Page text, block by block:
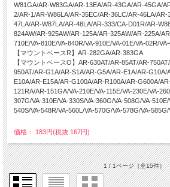
W81GA/AR-W83GA/AR-13EA/AR-43GA/AR-45GA/
2/AR-1/AR-W86LA/AR-35EC/AR-36LC/AR-46LA/
47LA/AR-W87LA/AR-48LA/AR-333/CA-D01R/AR-
824AW/AR-925AW/AR-125A/AR-325AW/AR-225A/
710E/VA-810E/VA-840R/VA-910E/VA-01E/VA-02R/
【マウントベースR】AR-282GA/AR-383GA
【マウントベースO】AR-630AT/AR-85AT/AR-
950AT/AR-G1A/AR-S1A/AR-G5A/AR-E1A/AR-G10A/
E10A/AR-E15A/AR-G100A/AR-R100A/AR-G600A/
121RA/AR-151GA/VA-210E/VA-115E/VA-230E/VA-
307G/VA-310E/VA-330S/VA-360G/VA-508G/VA-
540S/VA-548R/VA-560L/VA-570G/VA-578G/VA-585G/
価格： 183円(税抜 167円)
1 / 1ページ（全15件）